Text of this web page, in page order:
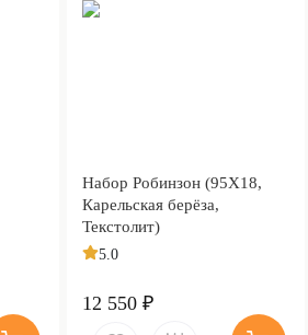
Набор Робинзон (95Х18,
Карельская берёза,
Текстолит)
5.0
12 550 ₽